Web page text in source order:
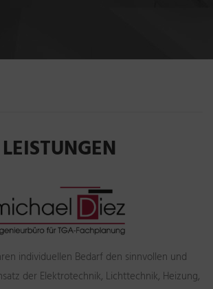
LEISTUNGEN
individuellen Bedarf den sinnvollen und
der Elektrotechnik, Lichttechnik, Heizung,